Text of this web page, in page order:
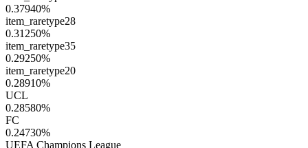
0.37940%
item_raretype28
0.31250%
item_raretype35
0.29250%
item_raretype20
0.28910%
UCL
0.28580%
FC
0.24730%
UEFA Champions League